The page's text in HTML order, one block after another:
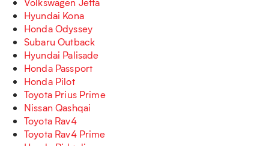
Hyundai Kona
Honda Odyssey
Subaru Outback
Hyundai Palisade
Honda Passport
Honda Pilot
Toyota Prius Prime
Nissan Qashqai
Toyota Rav4
Toyota Rav4 Prime